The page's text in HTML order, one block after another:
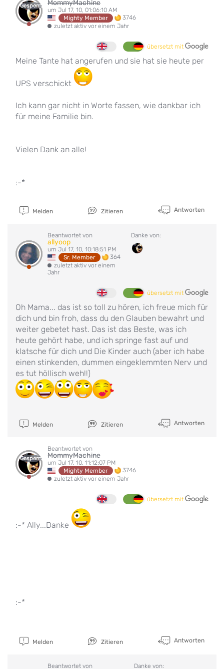
Gesperrt MommyMachine
um Jul 17, 10, 01:06:10 AM
Mighty Member
3746
zuletzt aktiv vor einem Jahr
übersetzt mit
Meine Tante hat angerufen und sie hat sie heute per
UPS verschickt
Ich kann gar nicht in Worte fassen, wie dankbar ich
für meine Familie bin.
Vielen Dank an alle!
:-*
Melden Zitieren Antworten
Beantwortet von
allyoop
um Jul 17, 10, 10:18:51 PM
Sr. Member
364
zuletzt aktiv vor einem
Jahr
Danke von:
übersetzt mit
Oh Mama... das ist so toll zu hören, ich freue mich für
dich und bin froh, dass du den Glauben bewahrt und
weiter gebetet hast. Das ist das Beste, was ich
heute gehört habe, und ich springe fast auf und
klatsche für dich und Die Kinder auch (aber ich habe
einen stinkenden, dummen eingeklemmten Nerv und
es tut höllisch weh!!)
Melden Zitieren Antworten
Gesperrt
Beantwortet von
MommyMachine
um Jul 17, 10, 11:12:07 PM
Mighty Member
3746
zuletzt aktiv vor einem Jahr
übersetzt mit
:-* Ally...Danke
:-*
Melden Zitieren Antworten
Beantwortet von Danke von: